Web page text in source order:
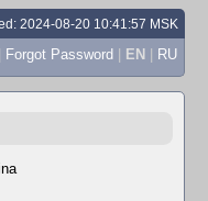
2024-08-20 10:41:57 MSK
Forgot Password | EN | RU